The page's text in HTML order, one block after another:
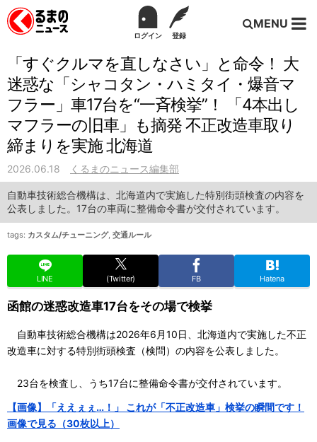
ログイン 登録
MENU
「すぐクルマを直しなさい」と命令！ 大
迷惑な「シャコタン・ハミタイ・爆音マ
フラー」車17台を“一斉検挙”！ 「4本出し
マフラーの旧車」も摘発 不正改造車取り
締まりを実施 北海道
2026.06.18 くるまのニュース編集部
自動車技術総合機構は、北海道内で実施した特別街頭検査の内容を
公表しました。17台の車両に整備命令書が交付されています。
tags: カスタム/チューニング, 交通ルール
LINE (Twitter) FB Hatena
函館の迷惑改造車17台をその場で検挙
自動車技術総合機構は2026年6月10日、北海道内で実施した不正
改造車に対する特別街頭検査（検問）の内容を公表しました。
23台を検査し、うち17台に整備命令書が交付されています。
【画像】「ええぇぇ…！」 これが「不正改造車」検挙の瞬間です！
画像で見る（30枚以上）